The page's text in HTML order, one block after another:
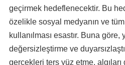
geçirmek hedeflenecektir. Bu
özelikle sosyal medyanın ve
kullanılması esastır. Buna
değersizleştirme ve
gerçekleri ters yüz etme,